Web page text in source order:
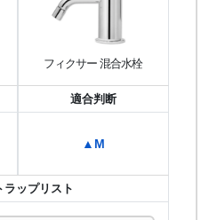
フィクサー 混合水栓
適合判断
▲M
ラップリスト